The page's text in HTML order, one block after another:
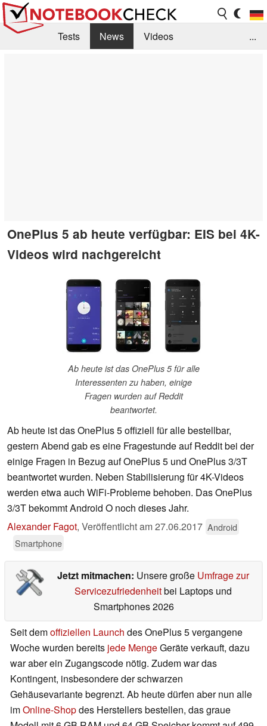
Tests News
Videos
...
OnePlus 5 ab heute verfügbar: EIS bei 4K-
Videos wird nachgereicht
Ab heute ist das OnePlus 5 für alle
Interessenten zu haben, einige
Fragen wurden auf Reddit
beantwortet.
Ab heute ist das OnePlus 5 offiziell für alle bestellbar,
gestern Abend gab es eine Fragestunde auf Reddit bei der
einige Fragen in Bezug auf OnePlus 5 und OnePlus 3/3T
beantwortet wurden. Neben Stabilisierung für 4K-Videos
werden etwa auch WiFi-Probleme behoben. Das OnePlus
3/3T bekommt Android O noch dieses Jahr.
Alexander Fagot, Veröffentlicht am27.06.2017 Android
Smartphone
Jetzt mitmachen: Unsere große Umfrage zur
Servicezufriedenheitbei Laptops und
Smartphones 2026
Seit demoffiziellen Launch des OnePlus 5 vergangene
Woche wurden bereits jede MengeGeräte verkauft, dazu
war aber ein Zugangscode nötig. Zudem war das
Kontingent, insbesondere der schwarzen
Gehäusevariante begrenzt. Ab heute dürfen aber nun alle
imOnline-Shopdes Herstellers bestellen, das graue